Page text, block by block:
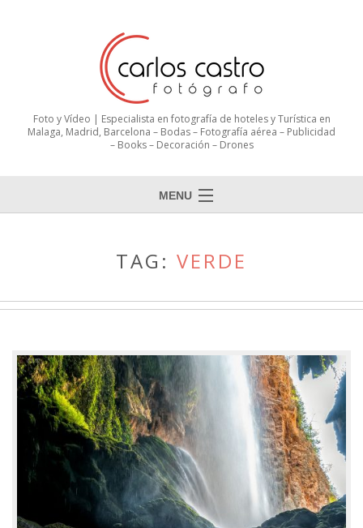
Foto y Vídeo | Especialista en fotografía de hoteles y Turística en
Malaga, Madrid, Barcelona – Bodas – Fotografía aérea – Publicidad
– Books – Decoración – Drones
MENU
TAG: VERDE